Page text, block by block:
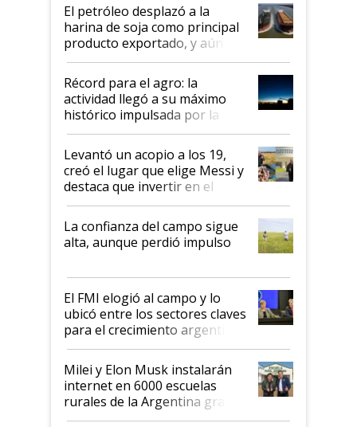
El petróleo desplazó a la
harina de soja como principal
producto exportado, y aún así
el agro aportó casi seis de cada
diez dólares y sostuvo el
liderazgo en un semestre
récord
Récord para el agro: la
actividad llegó a su máximo
histórico impulsada por la
cosecha y las exportaciones
Levantó un acopio a los 19,
creó el lugar que elige Messi y
destaca que invertir en el
kirchnerismo era como "darle
plata a un hijo para droga":
Juan Félix Rossetti, el libertario
que de una dura crisis salió
de Milei
La confianza del campo sigue
alta, aunque perdió impulso
El FMI elogió al campo y lo
ubicó entre los sectores claves
para el crecimiento argentino
Milei y Elon Musk instalarán
internet en 6000 escuelas
rurales de la Argentina gracias
a un acuerdo con Starlink